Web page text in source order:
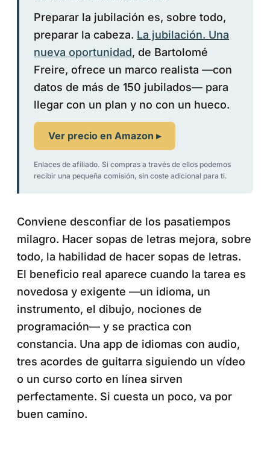
Preparar la jubilación es, sobre todo,
preparar la cabeza. La jubilación. Una
nueva oportunidad, de Bartolomé
Freire, ofrece un marco realista —con
datos de más de 150 jubilados— para
llegar con un plan y no con un hueco.
Ver precio en Amazon ▸
Enlaces de afiliado. Si compras a través de ellos podemos
recibir una pequeña comisión, sin coste adicional para ti.
Conviene desconfiar de los pasatiempos
milagro. Hacer sopas de letras mejora, sobre
todo, la habilidad de hacer sopas de letras.
El beneficio real aparece cuando la tarea es
novedosa y exigente —un idioma, un
instrumento, el dibujo, nociones de
programación— y se practica con
constancia. Una app de idiomas con audio,
tres acordes de guitarra siguiendo un vídeo
o un curso corto en línea sirven
perfectamente. Si cuesta un poco, va por
buen camino.